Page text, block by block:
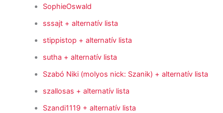
SophieOswald
sssajt + alternatív lista
stippistop + alternatív lista
sutha + alternatív lista
Szabó Niki (molyos nick: Szanik) + alternatív lista
szallosas + alternatív lista
Szandi1119 + alternatív lista